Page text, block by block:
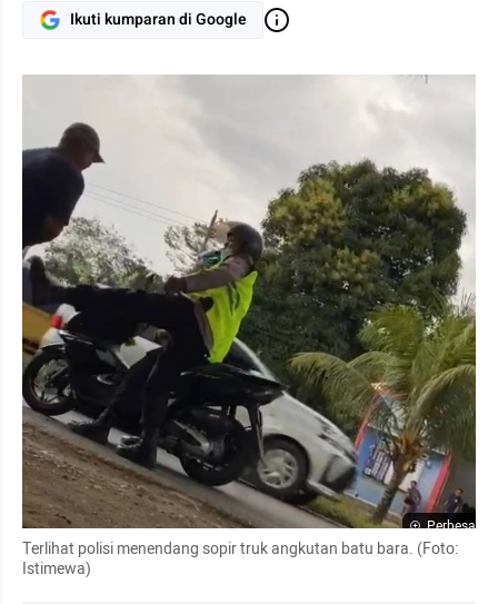
Ikuti kumparan di Google
Perbesar
Terlihat polisi menendang sopir truk angkutan batu bara. (Foto:
Istimewa)